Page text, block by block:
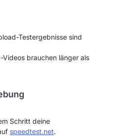
Testergebnisse sind
brauchen länger als
Schritt deine
speedtest.net.